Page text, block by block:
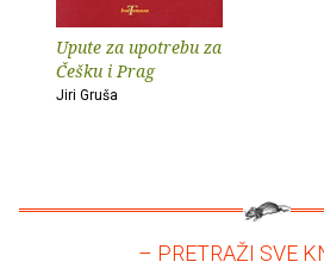
Upute za upotrebu za
Češku i Prag
Jiri Gruša
– PRETRAŽI SVE